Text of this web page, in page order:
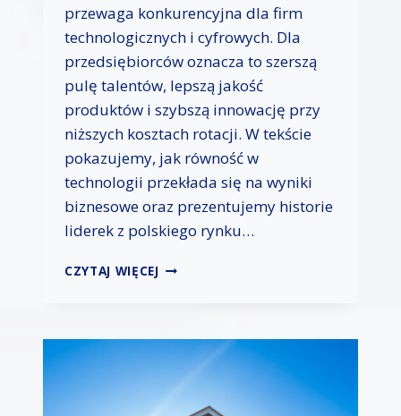
N
S
T
L
A
C
J
E
O
Z
E
Z
S
przewaga konkurencyjna dla firm
technologicznych i cyfrowych. Dla
przedsiębiorców oznacza to szerszą
pulę talentów, lepszą jakość
produktów i szybszą innowację przy
niższych kosztach rotacji. W tekście
pokazujemy, jak równość w
technologii przekłada się na wyniki
biznesowe oraz prezentujemy historie
liderek z polskiego rynku…
CZYTAJ WIĘCEJ K
E
W